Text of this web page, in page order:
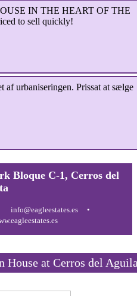
IN THE HEART OF THE
to sell quickly!
af urbaniseringen. Prissat at sælge
Bloque C-1, Cerros del
info@eagleestates.es
House at Cerros del